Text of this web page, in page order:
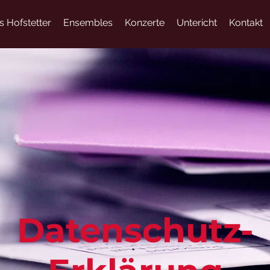
Hofstetter Ensembles Konzerte Untericht Kontakt
Datenschutz-